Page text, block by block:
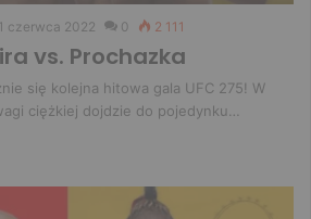
czerwca 2022 0 2 111
vs. Prochazka
się kolejna hitowa gala UFC 275! W
ciężkiej dojdzie do pojedynku…